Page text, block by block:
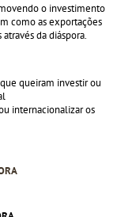
o investimento
como as exportações
da diáspora.
queiram investir ou
internacionalizar os